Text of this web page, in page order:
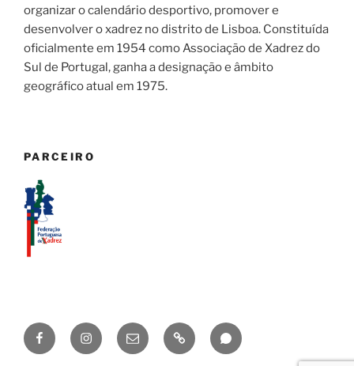
organizar o calendário desportivo, promover e
desenvolver o xadrez no distrito de Lisboa. Constituída
oficialmente em 1954 como Associação de Xadrez do
Sul de Portugal, ganha a designação e âmbito
geográfico atual em 1975.
PARCEIRO
Facebook
AXL
Instagram
AXL
geral@axadrezlisboa.pt
Lichess Canal
WhatsApp